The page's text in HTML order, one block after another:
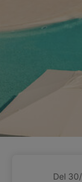
Del